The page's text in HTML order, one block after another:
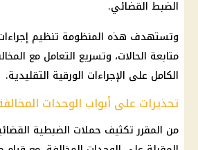
الضبط القضائي.
وتستهدف هذه المنظومة تنظيم
متابعة الحالات، وتسريع التعامل مع
الكامل على الإجراءات الورقية التقليدية.
تحذيرات على أبواب الوحدات
من المقرر تكثيف حملات الضبطية